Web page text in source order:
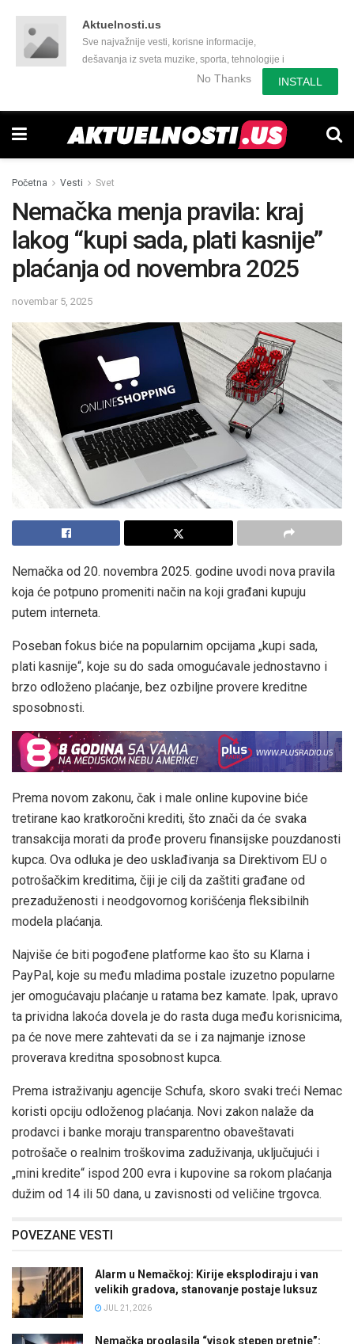
Aktuelnosti.us
Sve najvažnije vesti, korisne informacije,
dešavanja iz sveta muzike, sporta, tehnologije i
još mnogo toga zanimljivog.No Thanks INSTALL
Početna Vesti Svet
Nemačka menja pravila: kraj
lakog “kupi sada, plati kasnije”
plaćanja od novembra 2025
novembar 5, 2025
Nemačka od 20. novembra 2025. godine uvodi nova pravila
koja će potpuno promeniti način na koji građani kupuju
putem interneta.
Poseban fokus biće na popularnim opcijama „kupi sada,
plati kasnije“, koje su do sada omogućavale jednostavno i
brzo odloženo plaćanje, bez ozbiljne provere kreditne
sposobnosti.
Prema novom zakonu, čak i male online kupovine biće
tretirane kao kratkoročni krediti, što znači da će svaka
transakcija morati da prođe proveru finansijske pouzdanosti
kupca. Ova odluka je deo usklađivanja sa Direktivom EU o
potrošačkim kreditima, čiji je cilj da zaštiti građane od
prezaduženosti i neodgovornog korišćenja fleksibilnih
modela plaćanja.
Najviše će biti pogođene platforme kao što su Klarna i
PayPal, koje su među mladima postale izuzetno popularne
jer omogućavaju plaćanje u ratama bez kamate. Ipak, upravo
ta prividna lakoća dovela je do rasta duga među korisnicima,
pa će nove mere zahtevati da se i za najmanje iznose
proverava kreditna sposobnost kupca.
Prema istraživanju agencije Schufa, skoro svaki treći Nemac
koristi opciju odloženog plaćanja. Novi zakon nalaže da
prodavci i banke moraju transparentno obaveštavati
potrošače o realnim troškovima zaduživanja, uključujući i
„mini kredite“ ispod 200 evra i kupovine sa rokom plaćanja
dužim od 14 ili 50 dana, u zavisnosti od veličine trgovca.
POVEZANE VESTI
Alarm u Nemačkoj: Kirije eksplodiraju i van
velikih gradova, stanovanje postaje luksuz
JUL 21, 2026
Nemačka proglasila “visok stepen pretnje”: